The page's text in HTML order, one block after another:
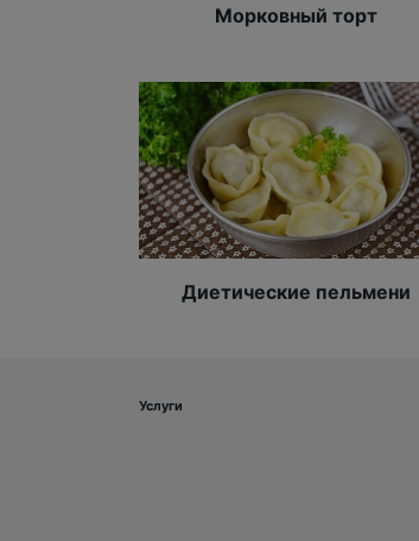
Морковный торт
Диетические пельмени
Услуги